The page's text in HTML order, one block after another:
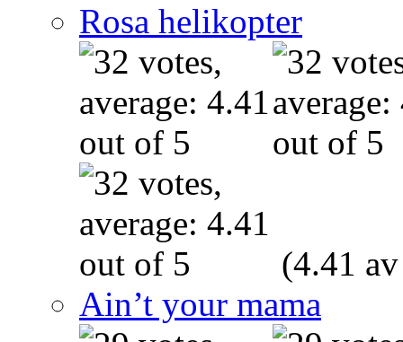
Rosa helikopter
(4.41
Ain’t your mama